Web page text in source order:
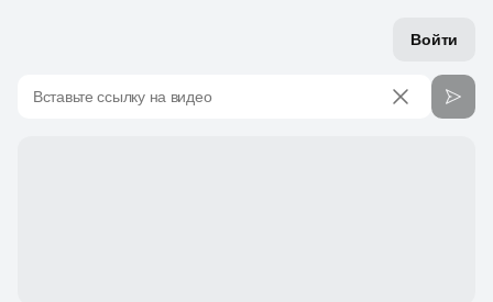
Войти
Вставьте ссылку на видео